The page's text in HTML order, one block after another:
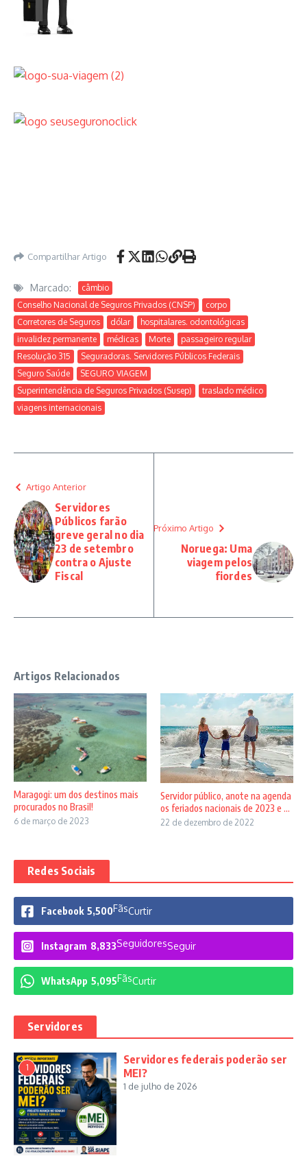
Compartilhar Artigo
Marcado:
câmbio
Conselho Nacional de Seguros Privados (CNSP)
corpo
Corretores de Seguros
dólar
hospitalares. odontológicas
invalidez permanente
médicas Morte
passageiro regular
Resolução 315
Seguradoras. Servidores Públicos Federais
Seguro Saúde
SEGURO VIAGEM
Superintendência de Seguros Privados (Susep)
traslado médico
viagens internacionais
Artigo Anterior
Servidores
Públicos farão
greve geral no dia
23 de setembro
contra o Ajuste
Fiscal
Próximo Artigo
Noruega: Uma
viagem pelos
fiordes
Artigos Relacionados
Maragogi: um dos destinos mais
procurados no Brasil!
6 de março de 2023
Servidor público, anote na agenda
os feriados nacionais de 2023 e ...
22 de dezembro de 2022
Redes Sociais
Facebook 5,500FãsCurtir
Instagram 8,833SeguidoresSeguir
WhatsApp 5,095FãsCurtir
Servidores
1
Servidores federais poderão ser
MEI?
1 de julho de 2026